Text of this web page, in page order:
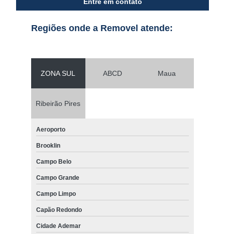
Regiões onde a Removel atende:
ZONA SUL ABCD Maua
Ribeirão Pires
Aeroporto
Brooklin
Campo Belo
Campo Grande
Campo Limpo
Capão Redondo
Cidade Ademar